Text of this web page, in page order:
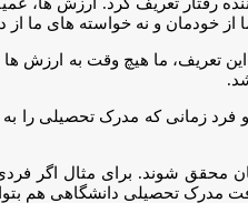
خودمان و نه خواسته های ما از
ما هیچ وقت به ارزش ها
و فرد زمانی که مدرک تحصیلی
شوند. برای مثال اگر فردی
تحصیلی دانشگاهی هم